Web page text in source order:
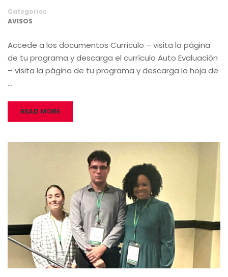
Categories
AVISOS
Accede a los documentos Currículo – visita la página
de tu programa y descarga el currículo Auto Evaluación
– visita la página de tu programa y descarga la hoja de
…
READ MORE